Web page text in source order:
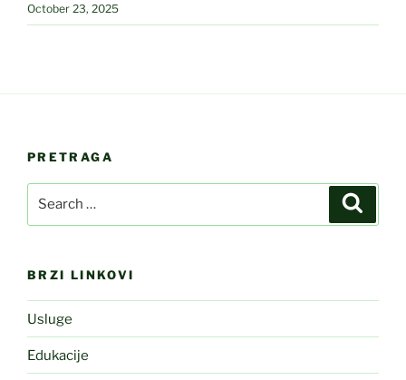
October 23, 2025
PRETRAGA
BRZI LINKOVI
Usluge
Edukacije